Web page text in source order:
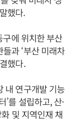
했다.
에 위치한 부산
과 ‘부산 미래차
했다.
내 연구개발 기능
’를 설립하고, 산·
및 지역인재 채